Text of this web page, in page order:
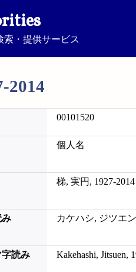
索・提供サービス
2014
00101520
個人名
梯, 実円, 1927-2014
み カケハシ, ジツエ
読み Kakehashi, Jitsuen,